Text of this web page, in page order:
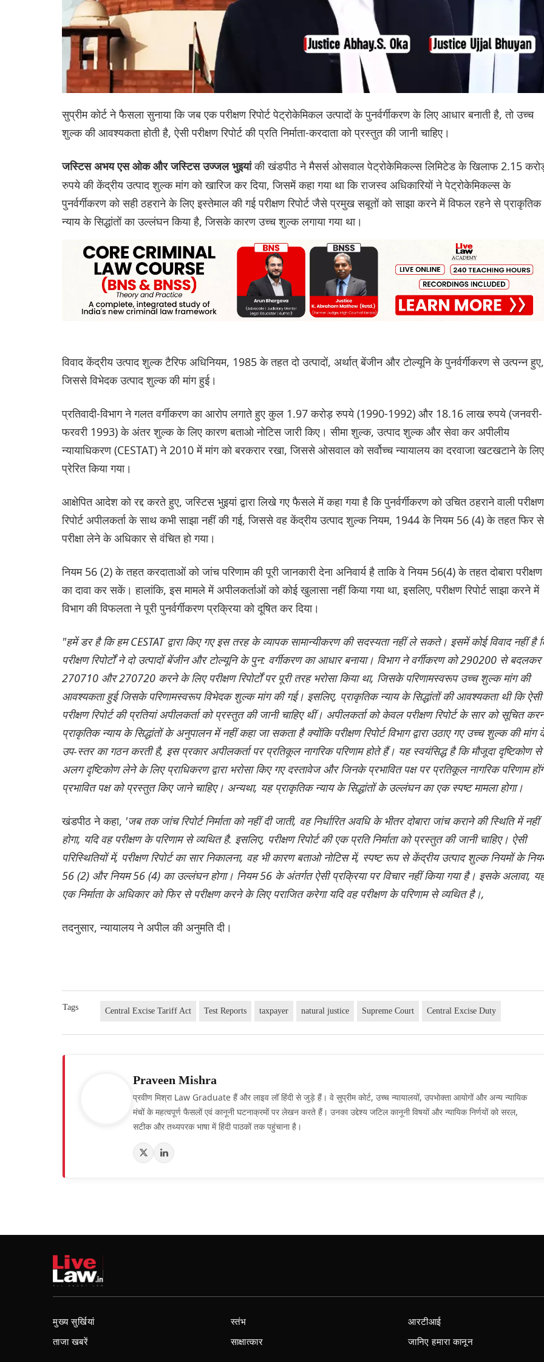
सुप्रीम कोर्ट ने फैसला सुनाया कि जब एक परीक्षण रिपोर्ट पेट्रोकेमिकल उत्पादों के पुनर्वर्गीकरण के लिए आधार बनाती है, तो उच्च
शुल्क की आवश्यकता होती है, ऐसी परीक्षण रिपोर्ट की प्रति निर्माता-करदाता को प्रस्तुत की जानी चाहिए।
जस्टिस अभय एस ओक और जस्टिस उज्जल भुइयांकी खंडपीठ ने मैसर्स ओसवाल पेट्रोकेमिकल्स लिमिटेड के खिलाफ 2.15
रुपये की केंद्रीय उत्पाद शुल्क मांग को खारिज कर दिया, जिसमें कहा गया था कि राजस्व अधिकारियों ने पेट्रोकेमिकल्स के
पुनर्वर्गीकरण को सही ठहराने के लिए इस्तेमाल की गई परीक्षण रिपोर्ट जैसे प्रमुख सबूतों को साझा करने में विफल रहने से प्राकृतिक
न्याय के सिद्धांतों का उल्लंघन किया है, जिसके कारण उच्च शुल्क लगाया गया था।
विवाद केंद्रीय उत्पाद शुल्क टैरिफ अधिनियम, 1985 के तहत दो उत्पादों, अर्थात् बेंजीन और टोल्यूनि के पुनर्वर्गीकरण से उत्पन्न हुए,
जिससे विभेदक उत्पाद शुल्क की मांग हुई।
प्रतिवादी-विभाग ने गलत वर्गीकरण का आरोप लगाते हुए कुल 1.97 करोड़ रुपये (1990-1992) और 18.16 लाख रुपये (जनवरी-
फरवरी 1993) के अंतर शुल्क के लिए कारण बताओ नोटिस जारी किए। सीमा शुल्क, उत्पाद शुल्क और सेवा कर अपीलीय
न्यायाधिकरण (CESTAT) ने 2010 में मांग को बरकरार रखा, जिससे ओसवाल को सर्वोच्च न्यायालय का दरवाजा खटखटाने के लिए
प्रेरित किया गया।
आक्षेपित आदेश को रद्द करते हुए, जस्टिस भुइयां द्वारा लिखे गए फैसले में कहा गया है कि पुनर्वर्गीकरण को उचित ठहराने वाली परीक्षण
रिपोर्ट अपीलकर्ता के साथ कभी साझा नहीं की गई, जिससे वह केंद्रीय उत्पाद शुल्क नियम, 1944 के नियम 56 (4) के तहत फिर से
परीक्षा लेने के अधिकार से वंचित हो गया।
नियम 56 (2) के तहत करदाताओं को जांच परिणाम की पूरी जानकारी देना अनिवार्य है ताकि वे नियम 56(4) के तहत दोबारा परीक्षण
का दावा कर सकें। हालांकि, इस मामले में अपीलकर्ताओं को कोई खुलासा नहीं किया गया था, इसलिए, परीक्षण रिपोर्ट साझा करने में
विभाग की विफलता ने पूरी पुनर्वर्गीकरण प्रक्रिया को दूषित कर दिया।
"हमें डर है कि हम CESTAT द्वारा किए गए इस तरह के व्यापक सामान्यीकरण की सदस्यता नहीं ले सकते। इसमें कोई विवाद नहीं है
परीक्षण रिपोर्टों ने दो उत्पादों बेंजीन और टोल्यूनि के पुन: वर्गीकरण का आधार बनाया। विभाग ने वर्गीकरण को 290200 से बदलकर
270710 और 270720 करने के लिए परीक्षण रिपोर्टों पर पूरी तरह भरोसा किया था, जिसके परिणामस्वरूप उच्च शुल्क मांग की
आवश्यकता हुई जिसके परिणामस्वरूप विभेदक शुल्क मांग की गई। इसलिए, प्राकृतिक न्याय के सिद्धांतों की आवश्यकता थी कि ऐसी
परीक्षण रिपोर्ट की प्रतियां अपीलकर्ता को प्रस्तुत की जानी चाहिए थीं। अपीलकर्ता को केवल परीक्षण रिपोर्ट के सार को सूचित
प्राकृतिक न्याय के सिद्धांतों के अनुपालन में नहीं कहा जा सकता है क्योंकि परीक्षण रिपोर्ट विभाग द्वारा उठाए गए उच्च शुल्क की मांग
उप-स्तर का गठन करती है, इस प्रकार अपीलकर्ता पर प्रतिकूल नागरिक परिणाम होते हैं। यह स्वयंसिद्ध है कि मौजूदा दृष्टिकोण से
अलग दृष्टिकोण लेने के लिए प्राधिकरण द्वारा भरोसा किए गए दस्तावेज और जिनके प्रभावित पक्ष पर प्रतिकूल नागरिक परिणाम
प्रभावित पक्ष को प्रस्तुत किए जाने चाहिए। अन्यथा, यह प्राकृतिक न्याय के सिद्धांतों के उल्लंघन का एक स्पष्ट मामला होगा।
खंडपीठ ने कहा, 'जब तक जांच रिपोर्ट निर्माता को नहीं दी जाती, वह निर्धारित अवधि के भीतर दोबारा जांच कराने की स्थिति में नहीं
होगा, यदि वह परीक्षण के परिणाम से व्यथित है. इसलिए, परीक्षण रिपोर्ट की एक प्रति निर्माता को प्रस्तुत की जानी चाहिए। ऐसी
परिस्थितियों में, परीक्षण रिपोर्ट का सार निकालना, वह भी कारण बताओ नोटिस में, स्पष्ट रूप से केंद्रीय उत्पाद शुल्क नियमों के
56 (2) और नियम 56 (4) का उल्लंघन होगा। नियम 56 के अंतर्गत ऐसी प्रक्रिया पर विचार नहीं किया गया है। इसके अलावा,
एक निर्माता के अधिकार को फिर से परीक्षण करने के लिए पराजित करेगा यदि वह परीक्षण के परिणाम से व्यथित है।,
तदनुसार, न्यायालय ने अपील की अनुमति दी।
Tags Central Excise Tariff Act Test Reports taxpayer natural justice Supreme Court Central Excise Duty
Praveen Mishra
प्रवीण मिश्रा Law Graduate हैं और लाइव लॉ हिंदी से जुड़े हैं। वे सुप्रीम कोर्ट, उच्च न्यायालयों, उपभोक्ता आयोगों और अन्य न्यायिक
मंचों के महत्वपूर्ण फैसलों एवं कानूनी घटनाक्रमों पर लेखन करते हैं। उनका उद्देश्य जटिल कानूनी विषयों और न्यायिक निर्णयों को सरल,
सटीक और तथ्यपरक भाषा में हिंदी पाठकों तक पहुंचाना है।
मुख्य सुर्खियां
ताजा खबरें
स्तंभ
साक्षात्कार
आरटीआई
जानिए हमारा कानून